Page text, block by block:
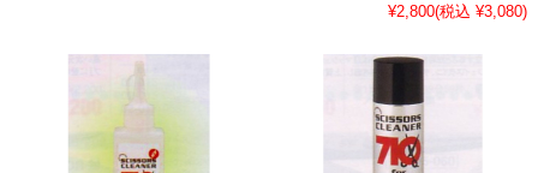
¥2,800(税込 ¥3,080)